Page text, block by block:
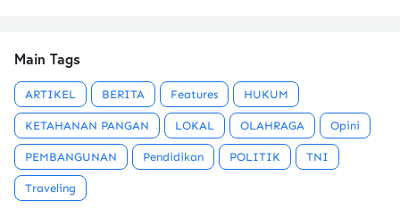
Main Tags
ARTIKEL BERITA Features HUKUM
KETAHANAN PANGAN LOKAL OLAHRAGA Opini
PEMBANGUNAN Pendidikan POLITIK TNI
Traveling